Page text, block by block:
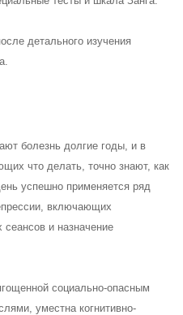
детального изучения
болезнь долгие годы, и в
что делать, точно знают, как
успешно применяется ряд
включающих
сеансов и назначение
социально-опасным
уместна когнитивно-